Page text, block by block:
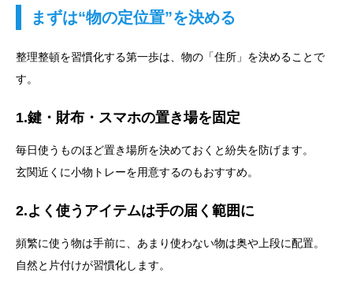
まずは“物の定位置”を決める
整理整頓を習慣化する第一歩は、物の「住所」を決めることで
す。
1.鍵・財布・スマホの置き場を固定
毎日使うものほど置き場所を決めておくと紛失を防げます。
玄関近くに小物トレーを用意するのもおすすめ。
2.よく使うアイテムは手の届く範囲に
頻繁に使う物は手前に、あまり使わない物は奥や上段に配置。
自然と片付けが習慣化します。